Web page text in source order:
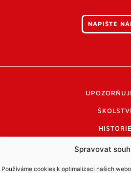
Spravovat
Používáme cookies k optimalizaci našich
NAPIŠTE
HISTORIE
PRAKTICKÉ